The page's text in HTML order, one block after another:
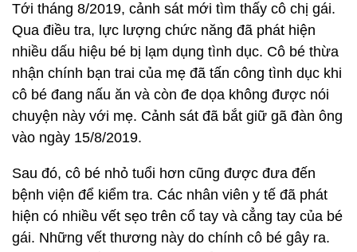
Tới tháng 8/2019, cảnh sát mới tìm thấy cô chị gái.
Qua điều tra, lực lượng chức năng đã phát hiện
nhiều dấu hiệu bé bị lạm dụng tình dục. Cô bé thừa
nhận chính bạn trai của mẹ đã tấn công tình dục khi
cô bé đang nấu ăn và còn đe dọa không được nói
chuyện này với mẹ. Cảnh sát đã bắt giữ gã đàn ông
vào ngày 15/8/2019.
Sau đó, cô bé nhỏ tuổi hơn cũng được đưa đến
bệnh viện để kiểm tra. Các nhân viên y tế đã phát
hiện có nhiều vết sẹo trên cổ tay và cẳng tay của bé
gái. Những vết thương này do chính cô bé gây ra.